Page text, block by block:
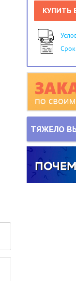
КУПИТЬ
ТЯЖЕЛО